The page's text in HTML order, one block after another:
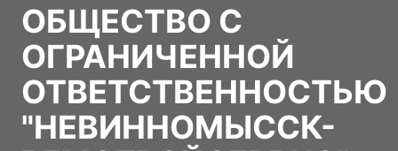
ОБЩЕСТВО С
ОГРАНИЧЕННОЙ
ОТВЕТСТВЕННОСТЬЮ
"НЕВИННОМЫССК-